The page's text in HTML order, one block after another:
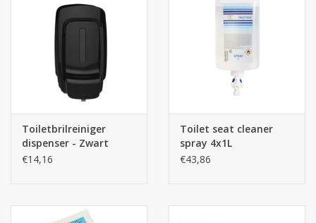
Toiletbrilreiniger
dispenser - Zwart
€14,16
Toilet seat cleaner
spray 4x1L
€43,86